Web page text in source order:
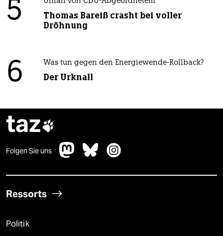
5
Thomas Bareiß crasht bei voller
Dröhnung
6 Was tun gegen den Energiewende-Rollback?
Der Urknall
taz
Folgen Sie uns
Ressorts
Politik